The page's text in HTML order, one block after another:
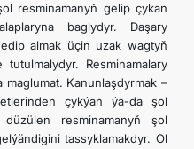
resminamanyň gelip çykan
baglydyr. Daşary
almak üçin uzak wagtyň
Resminamalary
Kanunlaşdyrmak –
çykýan ýa-da şol
düzülen resminamanyň şol
tassyklamakdyr. Ol